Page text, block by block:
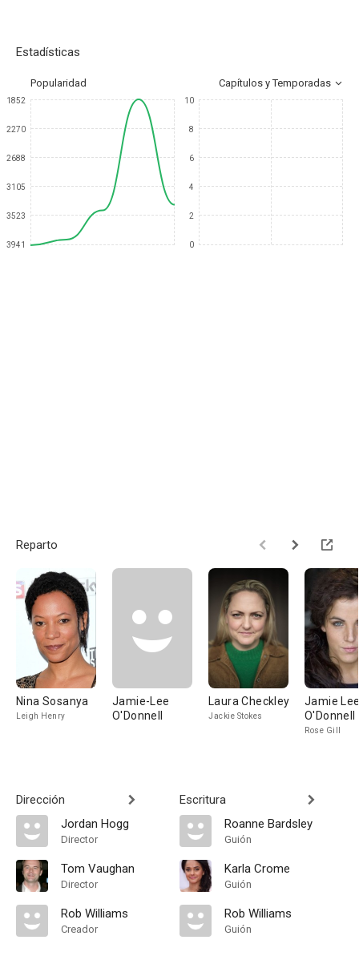
Estadísticas
Popularidad Capítulos y Temporadas
1852
2270
2688
3105
3523
3941
10
8
6
4
2
0
Reparto
Nina Sosanya
Leigh Henry
Jamie-Lee
O'Donnell
Laura Checkley
Jackie Stokes
Jamie
O'Donnell
Rose Gill
Dirección
Jordan Hogg
Director
Tom Vaughan
Director
Rob Williams
Creador
Escritura
Roanne Bardsley
Guión
Karla Crome
Guión
Rob Williams
Guión